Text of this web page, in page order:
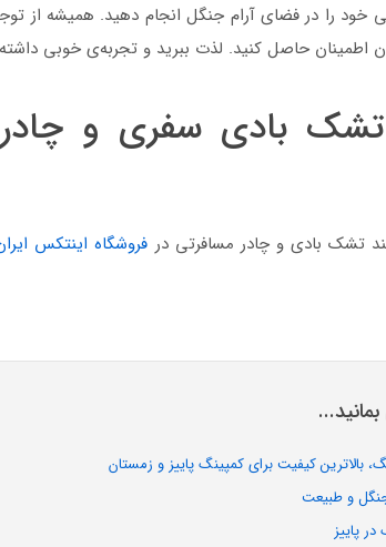
خود را در فضای آرام جنگل انجام دهید. همیشه از
حاصل کنید. لذت ببرید و تجربه‌ی خوبی
تشک بادی سفری و
تشک بادی و چادر مسافرتی در فروشگاه اینتکس
و طبیعت
پاییز